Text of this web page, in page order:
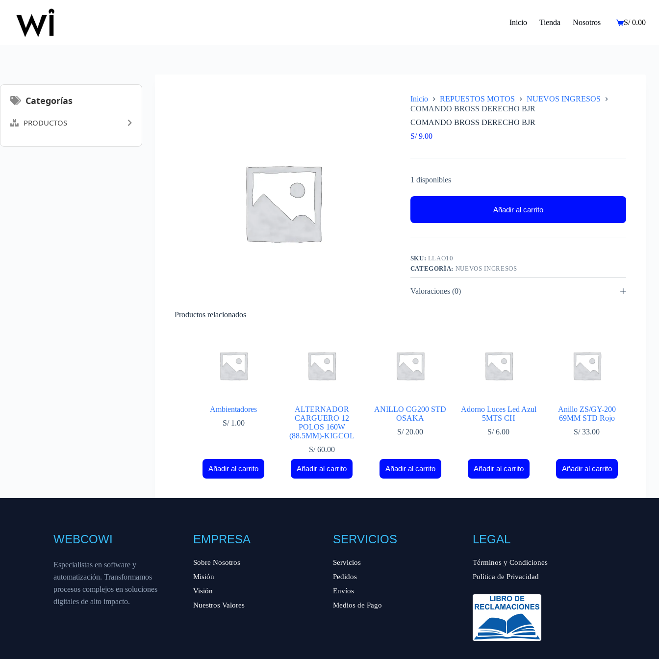
contenido
Inicio Tienda Nosotros
Carro
S/0.00
Inicio REPUESTOS MOTOS
NUEVOS INGRESOS
COMANDO BROSS DERECHO BJR
COMANDO BROSS DERECHO BJR
S/9.00
1 disponibles
Añadir al carrito
SKU: LLAO10
CATEGORÍA: NUEVOS INGRESOS
Valoraciones (0)
Productos relacionados
Ambientadores
S/1.00
Añadir al carrito
ALTERNADOR
CARGUERO 12
POLOS 160W
(88.5MM)-KIGCOL
S/60.00
Añadir al carrito
ANILLO CG200 STD
OSAKA
S/20.00
Añadir al carrito
Adorno Luces Led Azul
5MTS CH
S/6.00
Añadir al carrito
Anillo ZS/GY-200
69MM STD Rojo
S/33.00
Añadir al carrito
Categorías
PRODUCTOS
WEBCOWI
Especialistas en software y
automatización. Transformamos
procesos complejos en soluciones
digitales de alto impacto.
EMPRESA
Sobre Nosotros
Misión
Visión
Nuestros Valores
SERVICIOS
Servicios
Pedidos
Envíos
Medios de Pago
LEGAL
Términos y Condiciones
Política de Privacidad